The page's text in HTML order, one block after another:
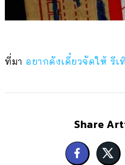
ที่มา อยากดังเดี๋ยวจัดให้ รี
Share